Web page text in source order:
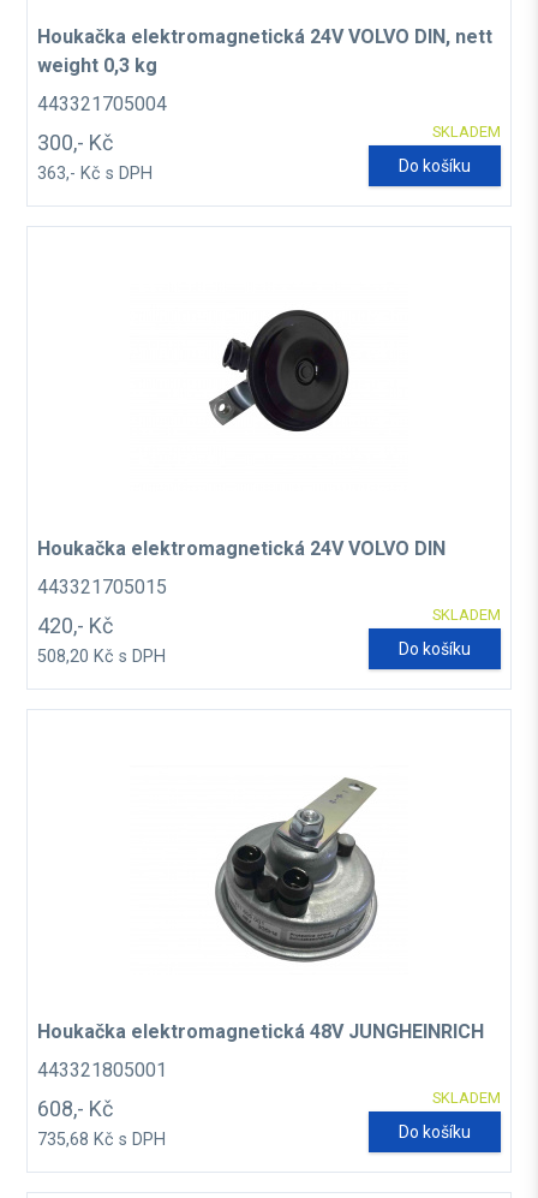
Houkačka elektromagnetická 24V VOLVO DIN, nett
weight 0,3 kg
443321705004
SKLADEM
300,- Kč
363,- Kč s DPH Do košíku
Houkačka elektromagnetická 24V VOLVO DIN
443321705015
SKLADEM
420,- Kč
508,20 Kč s DPH Do košíku
Houkačka elektromagnetická 48V JUNGHEINRICH
443321805001
SKLADEM
608,- Kč
735,68 Kč s DPH Do košíku